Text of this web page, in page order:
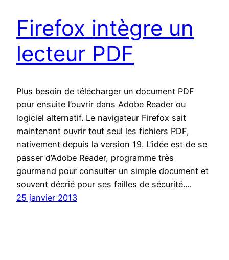
Firefox intègre un
lecteur PDF
Plus besoin de télécharger un document PDF
pour ensuite l’ouvrir dans Adobe Reader ou
logiciel alternatif. Le navigateur Firefox sait
maintenant ouvrir tout seul les fichiers PDF,
nativement depuis la version 19. L’idée est de se
passer d’Adobe Reader, programme très
gourmand pour consulter un simple document et
souvent décrié pour ses failles de sécurité.…
25 janvier 2013